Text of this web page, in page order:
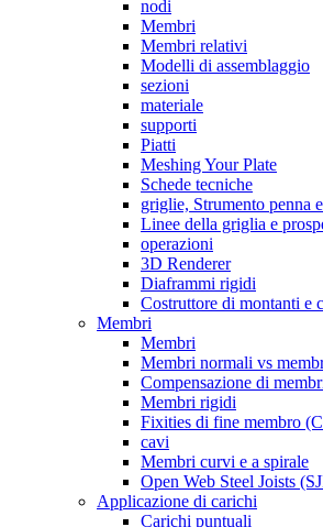
nodi
Membri
Membri relativi
Modelli di assemblaggio
sezioni
materiale
supporti
Piatti
Meshing Your Plate
Schede tecniche
griglie, Strumento penna
Linee della griglia e
operazioni
3D Renderer
Diaframmi rigidi
Costruttore di montanti e
Membri
Membri
Membri normali vs
Compensazione di
Membri rigidi
Fixities di fine membro
cavi
Membri curvi e a spirale
Open Web Steel Joists
Applicazione di carichi
Carichi puntuali